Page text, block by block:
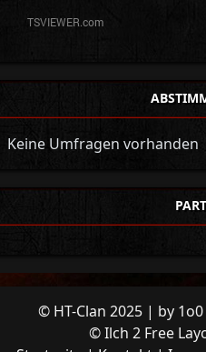
Keine Umfragen vorhanden
© HT-Clan 2025 | by
© Ilch 2 Free